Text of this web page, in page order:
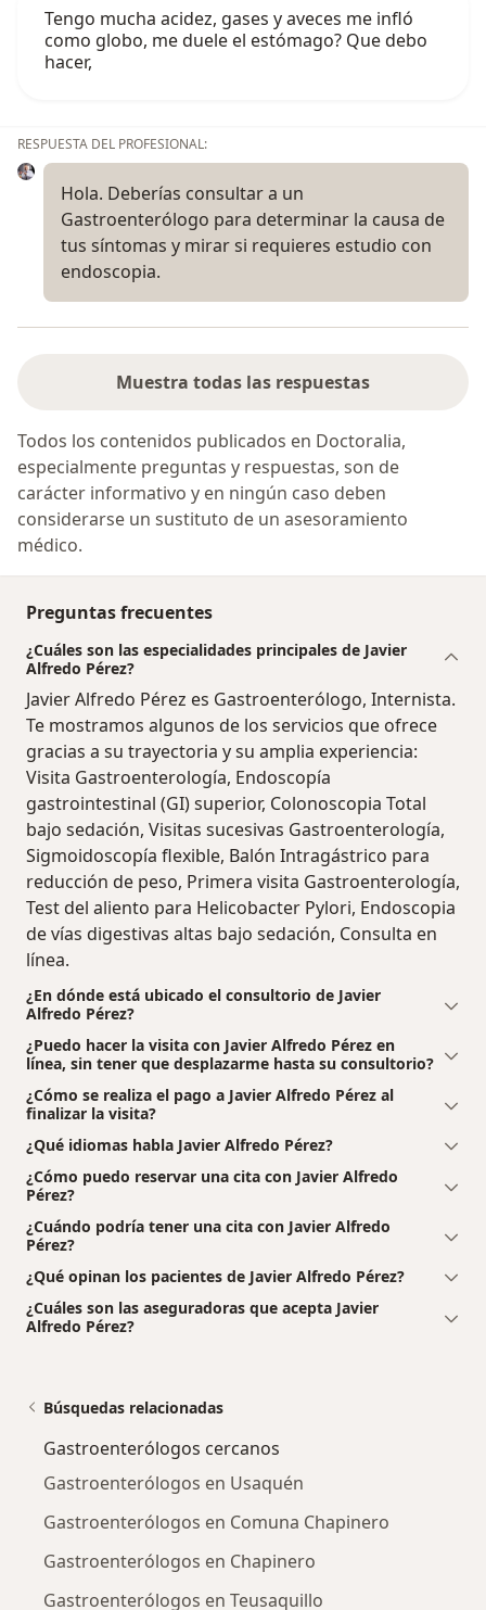
Tengo mucha acidez, gases y aveces me infló
como globo, me duele el estómago? Que debo
hacer,
RESPUESTA DEL PROFESIONAL:
Hola. Deberías consultar a un
Gastroenterólogo para determinar la causa de
tus síntomas y mirar si requieres estudio con
endoscopia.
Muestra todas las respuestas
Todos los contenidos publicados en Doctoralia,
especialmente preguntas y respuestas, son de
carácter informativo y en ningún caso deben
considerarse un sustituto de un asesoramiento
médico.
Preguntas frecuentes
¿Cuáles son las especialidades principales de Javier
Alfredo Pérez?
Javier Alfredo Pérez es Gastroenterólogo, Internista.
Te mostramos algunos de los servicios que ofrece
gracias a su trayectoria y su amplia experiencia:
Visita Gastroenterología, Endoscopía
gastrointestinal (GI) superior, Colonoscopia Total
bajo sedación, Visitas sucesivas Gastroenterología,
Sigmoidoscopía flexible, Balón Intragástrico para
reducción de peso, Primera visita Gastroenterología,
Test del aliento para Helicobacter Pylori, Endoscopia
de vías digestivas altas bajo sedación, Consulta en
línea.
¿En dónde está ubicado el consultorio de Javier
Alfredo Pérez?
¿Puedo hacer la visita con Javier Alfredo Pérez en
línea, sin tener que desplazarme hasta su consultorio?
¿Cómo se realiza el pago a Javier Alfredo Pérez al
finalizar la visita?
¿Qué idiomas habla Javier Alfredo Pérez?
¿Cómo puedo reservar una cita con Javier Alfredo
Pérez?
¿Cuándo podría tener una cita con Javier Alfredo
Pérez?
¿Qué opinan los pacientes de Javier Alfredo Pérez?
¿Cuáles son las aseguradoras que acepta Javier
Alfredo Pérez?
Búsquedas relacionadas
Gastroenterólogos cercanos
Gastroenterólogos en Usaquén
Gastroenterólogos en Comuna Chapinero
Gastroenterólogos en Chapinero
Gastroenterólogos en Teusaquillo